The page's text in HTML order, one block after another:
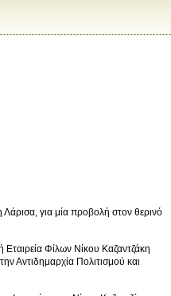
Λάρισα, για μία προβολή στον θερινό
Φίλων Νίκου Καζαντζάκη
Αντιδημαρχία Πολιτισμού και